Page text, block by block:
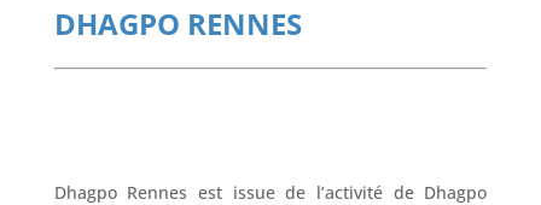
DHAGPO RENNES
Dhagpo Rennes est issue de l’activité de Dhagpo